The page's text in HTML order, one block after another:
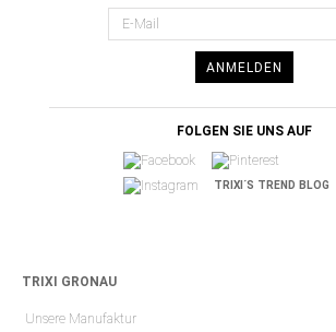
ANMELDEN
FOLGEN SIE UNS AUF
TRIXI´S TREND BLOG
TRIXI GRONAU
Unsere Manufaktur